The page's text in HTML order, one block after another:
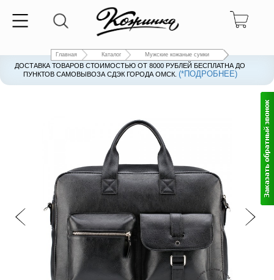
Главная Каталог Мужские кожаные сумки
ДОСТАВКА ТОВАРОВ СТОИМОСТЬЮ ОТ 8000 РУБЛЕЙ БЕСПЛАТНА ДО
ПУНКТОВ САМОВЫВОЗА СДЭК ГОРОДА ОМСК. (*ПОДРОБНЕЕ)